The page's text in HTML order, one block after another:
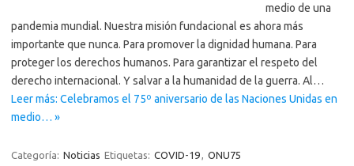
medio de una
pandemia mundial. Nuestra misión fundacional es ahora más
importante que nunca. Para promover la dignidad humana. Para
proteger los derechos humanos. Para garantizar el respeto del
derecho internacional. Y salvar a la humanidad de la guerra. Al…
Leer más: Celebramos el 75º aniversario de las Naciones Unidas en
medio… »
Categoría: Noticias Etiquetas: COVID-19, ONU75